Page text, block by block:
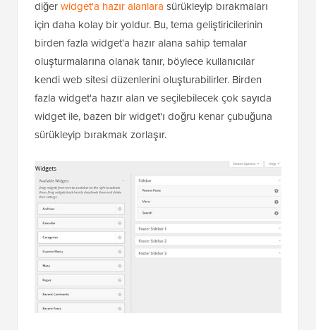
diğerwidget'a hazır alanlara sürükleyip bırakmaları
için daha kolay bir yoldur. Bu, tema geliştiricilerinin
birden fazla widget'a hazır alana sahip temalar
oluşturmalarına olanak tanır, böylece kullanıcılar
kendi web sitesi düzenlerini oluşturabilirler. Birden
fazla widget'a hazır alan ve seçilebilecek çok sayıda
widget ile, bazen bir widget'ı doğru kenar çubuğuna
sürükleyip bırakmak zorlaşır.